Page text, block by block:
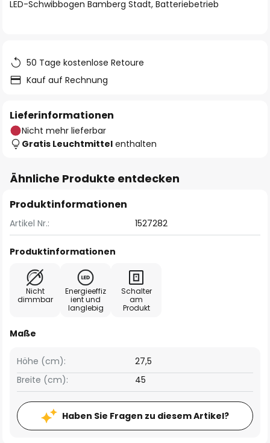
LED-Schwibbogen Bamberg Stadt, Batteriebetrieb
50 Tage kostenlose Retoure
Kauf auf Rechnung
Lieferinformationen
Nicht mehr lieferbar
Gratis Leuchtmittel enthalten
Ähnliche Produkte entdecken
Produktinformationen
Artikel Nr.: 1527282
Produktinformationen
Nicht
dimmbar
Energieeffiz
ient und
langlebig
Schalter
am
Produkt
Maße
Breite (cm): 45
Höhe (cm): 27,5
Haben Sie Fragen zu diesem Artikel?